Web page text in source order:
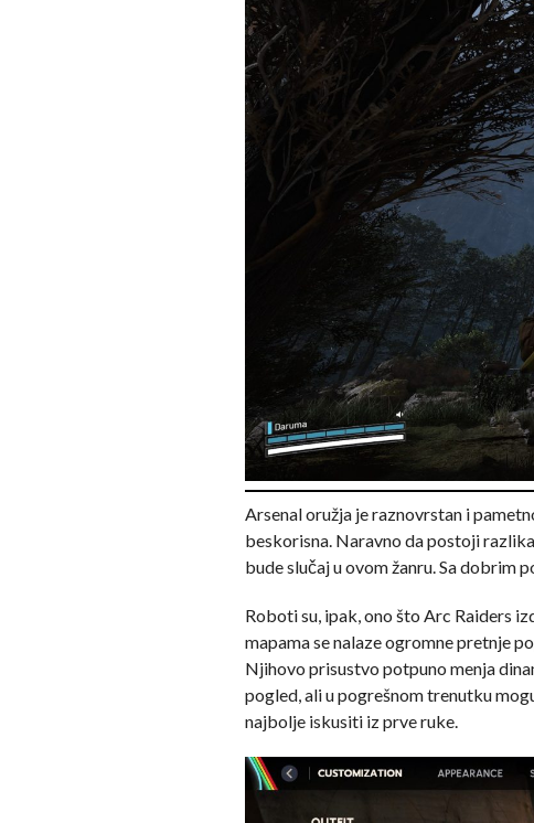
Arsenal oružja je raznovrstan i
beskorisna. Naravno da postoji
bude slučaj u ovom žanru. Sa dobrim
Roboti su, ipak, ono što Arc Raiders
mapama se nalaze ogromne pretnje
Njihovo prisustvo potpuno menja
pogled, ali u pogrešnom trenutku
najbolje iskusiti iz prve ruke.